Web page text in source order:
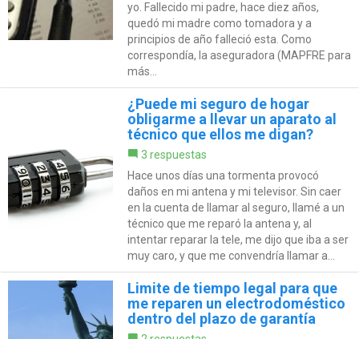
yo. Fallecido mi padre, hace diez años,
quedó mi madre como tomadora y a
principios de año falleció esta. Como
correspondía, la aseguradora (MAPFRE para
más...
¿Puede mi seguro de hogar
obligarme a llevar un aparato al
técnico que ellos me digan?
3 respuestas
Hace unos días una tormenta provocó
daños en mi antena y mi televisor. Sin caer
en la cuenta de llamar al seguro, llamé a un
técnico que me reparó la antena y, al
intentar reparar la tele, me dijo que iba a ser
muy caro, y que me convendría llamar a...
Limite de tiempo legal para que
me reparen un electrodoméstico
dentro del plazo de garantía